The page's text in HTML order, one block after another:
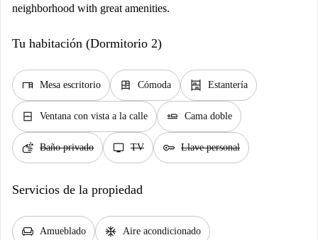
neighborhood with great amenities.
Tu habitación (Dormitorio 2)
desk Mesa escritorio dresser Cómoda shelves Estantería
window_closed Ventana con vista a la calle airline_seat_flat Cama doble
soap Baño privado tv TV key Llave personal
Servicios de la propiedad
chair Amueblado ac_unit Aire acondicionado